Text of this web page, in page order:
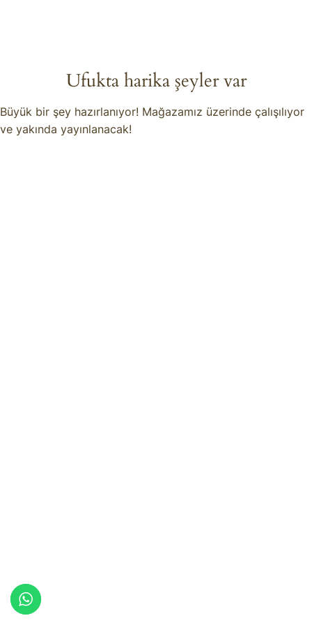
Ufukta harika şeyler var
Büyük bir şey hazırlanıyor! Mağazamız üzerinde çalışılıyor
ve yakında yayınlanacak!